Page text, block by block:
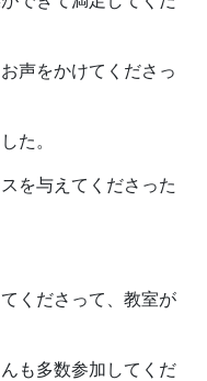
声をかけてくださっ
た。
を与えてくださった
くださって、教室が
も多数参加してくだ